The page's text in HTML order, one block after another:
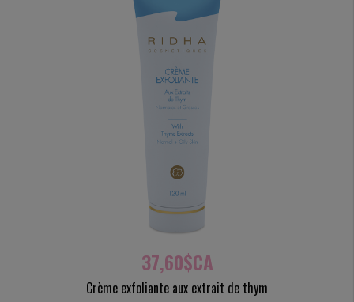
37,60$CA
Crème exfoliante aux extrait de thym